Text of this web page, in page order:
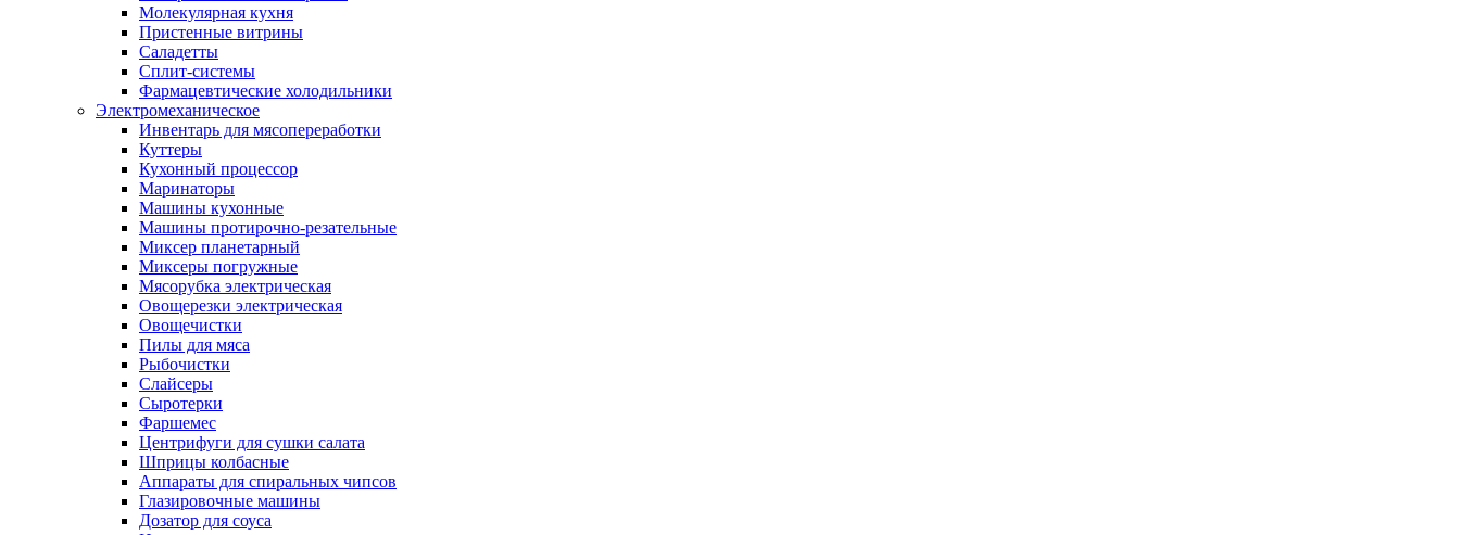
Молекулярная кухня
Пристенные витрины
Саладетты
Сплит-системы
Фармацевтические холодильники
Электромеханическое
Инвентарь для мясопереработки
Куттеры
Кухонный процессор
Маринаторы
Машины кухонные
Машины протирочно-резательные
Миксер планетарный
Миксеры погружные
Мясорубка электрическая
Овощерезки электрическая
Овощечистки
Пилы для мяса
Рыбочистки
Слайсеры
Сыротерки
Фаршемес
Центрифуги для сушки салата
Шприцы колбасные
Аппараты для спиральных чипсов
Глазировочные машины
Дозатор для соуса